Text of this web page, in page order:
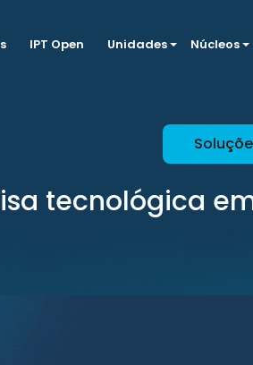
IPT Open Unidades Núcleos
tecnológica